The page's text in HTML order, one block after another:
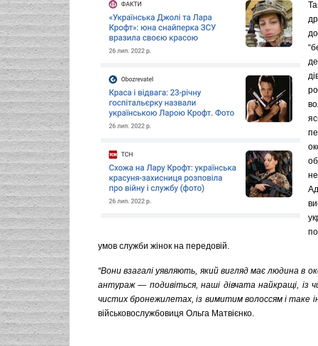
умов служби жінок на передовій.
“Вони взагалі уявляють, який вигляд має людина в
антураж — подивіться, наші дівчата найкращі, із
чистих бронежилетах, із вимитим волоссям і таке
військовослужбовиця Ольга Матвієнко.